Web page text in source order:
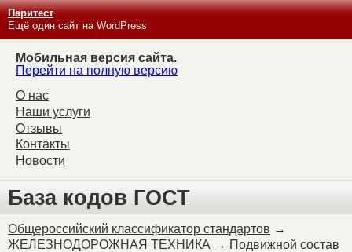
Паритест
Ещё один сайт на WordPress
Мобильная версия сайта.
Перейти на полную версию
О нас
Наши услуги
Отзывы
Контакты
Новости
База кодов ГОСТ
Общероссийский классификатор стандартов →
ЖЕЛЕЗНОДОРОЖНАЯ ТЕХНИКА → Подвижной состав